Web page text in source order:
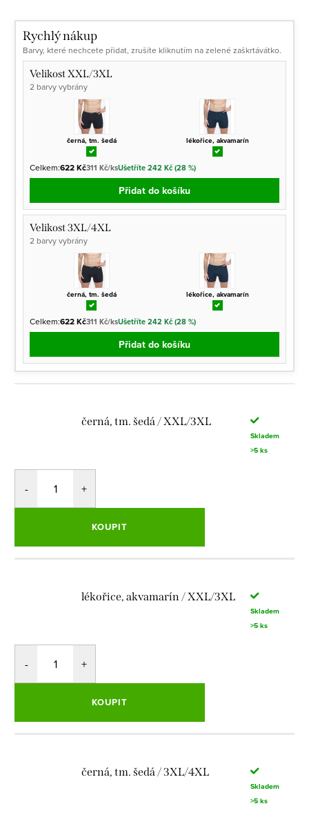
Rychlý nákup
Barvy, které nechcete přidat, zrušíte kliknutím na zelené zaškrtávátko.
Velikost XXL/3XL
2 barvy vybrány
černá, tm. šedá lékořice, akvamarín
Celkem:622 Kč311 Kč/ksUšetříte 242 Kč (28 %)
Přidat do košíku
Velikost 3XL/4XL
2 barvy vybrány
černá, tm. šedá lékořice, akvamarín
Celkem:622 Kč311 Kč/ksUšetříte 242 Kč (28 %)
Přidat do košíku
černá, tm. šedá / XXL/3XL
Skladem
>5 ks
KOUPIT
lékořice, akvamarín / XXL/3XL
Skladem
>5 ks
KOUPIT
černá, tm. šedá / 3XL/4XL
Skladem
>5 ks